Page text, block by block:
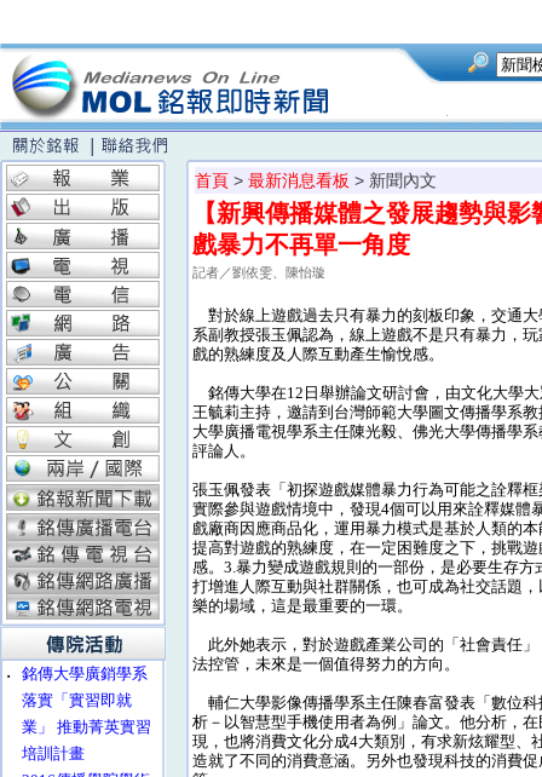
‧
銘傳大學廣銷學系
落實「實習即就
業」 推動菁英實習
培訓計畫
首頁 > 最新消息看板 > 新聞內文
【新興傳播媒體之發展趨勢與
戲暴力不再單一角度
記者／劉依雯、陳怡璇
對於線上遊戲過去只有暴力的刻板印象，交通
系副教授張玉佩認為，線上遊戲不是只有暴力，
戲的熟練度及人際互動產生愉悅感。
銘傳大學在12日舉辦論文研討會，由文化大學
王毓莉主持，邀請到台灣師範大學圖文傳播學系
大學廣播電視學系主任陳光毅、佛光大學傳播學
評論人。
張玉佩發表「初探遊戲媒體暴力行為可能之詮釋
實際參與遊戲情境中，發現4個可以用來詮釋媒體
戲廠商因應商品化，運用暴力模式是基於人類的
提高對遊戲的熟練度，在一定困難度之下，挑戰
感。3.暴力變成遊戲規則的一部份，是必要生存方
打增進人際互動與社群關係，也可成為社交話題
樂的場域，這是最重要的一環。
此外她表示，對於遊戲產業公司的「社會責任
法控管，未來是一個值得努力的方向。
輔仁大學影像傳播學系主任陳春富發表「數位
析－以智慧型手機使用者為例」論文。他分析，
現，也將消費文化分成4大類別，有求新炫耀型
造就了不同的消費意涵。另外也發現科技的消費